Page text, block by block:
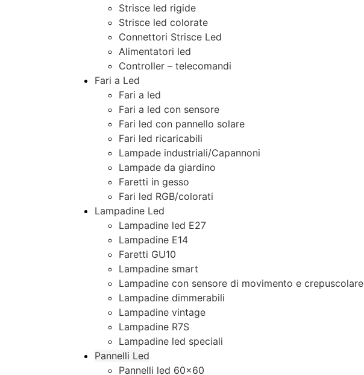
Strisce led rigide
Strisce led colorate
Connettori Strisce Led
Alimentatori led
Controller – telecomandi
Fari a Led
Fari a led
Fari a led con sensore
Fari led con pannello solare
Fari led ricaricabili
Lampade industriali/Capannoni
Lampade da giardino
Faretti in gesso
Fari led RGB/colorati
Lampadine Led
Lampadine led E27
Lampadine E14
Faretti GU10
Lampadine smart
Lampadine con sensore di movimento e crepuscolare
Lampadine dimmerabili
Lampadine vintage
Lampadine R7S
Lampadine led speciali
Pannelli Led
Pannelli led 60×60